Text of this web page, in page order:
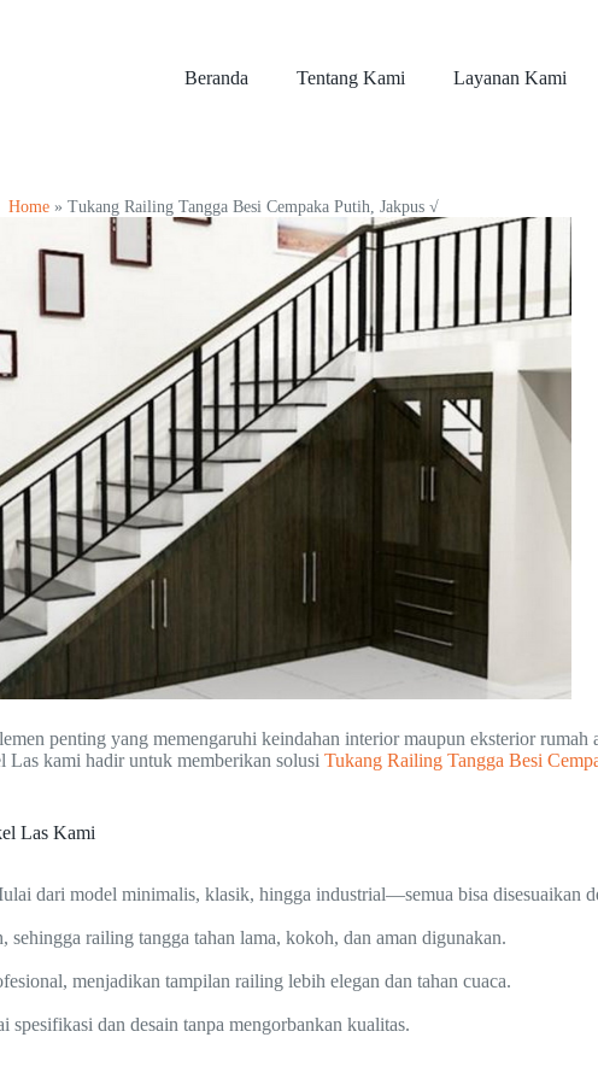
Beranda Tentang Kami Layanan Kami
Home» Tukang Railing Tangga Besi Cempaka Putih, Jakpus √
penting yang memengaruhi keindahan interior maupun eksterior rumah
Las kami hadir untuk memberikan solusi Tukang Railing Tangga Besi
Las Kami
dari model minimalis, klasik, hingga industrial—semua bisa disesuaikan
railing tangga tahan lama, kokoh, dan aman digunakan.
menjadikan tampilan railing lebih elegan dan tahan cuaca.
dan desain tanpa mengorbankan kualitas.